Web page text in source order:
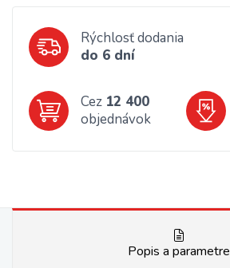
Rýchlosť dodania
do 6 dní
Cez 12 400
objednávok
Popis a parametre